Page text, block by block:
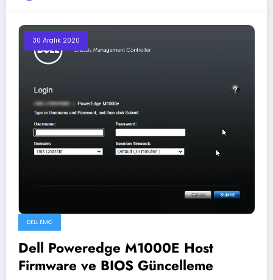
30 Aralık 2020
DELL EMC
Dell Poweredge M1000E Host
Firmware ve BIOS Güncelleme